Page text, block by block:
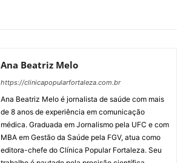
Ana Beatriz Melo
https://clinicapopularfortaleza.com.br
Ana Beatriz Melo é jornalista de saúde com mais
de 8 anos de experiência em comunicação
médica. Graduada em Jornalismo pela UFC e com
MBA em Gestão da Saúde pela FGV, atua como
editora-chefe do Clínica Popular Fortaleza. Seu